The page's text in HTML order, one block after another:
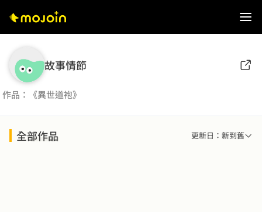
故事情節
作品：《異世道袍》
全部作品 更新日：新到舊